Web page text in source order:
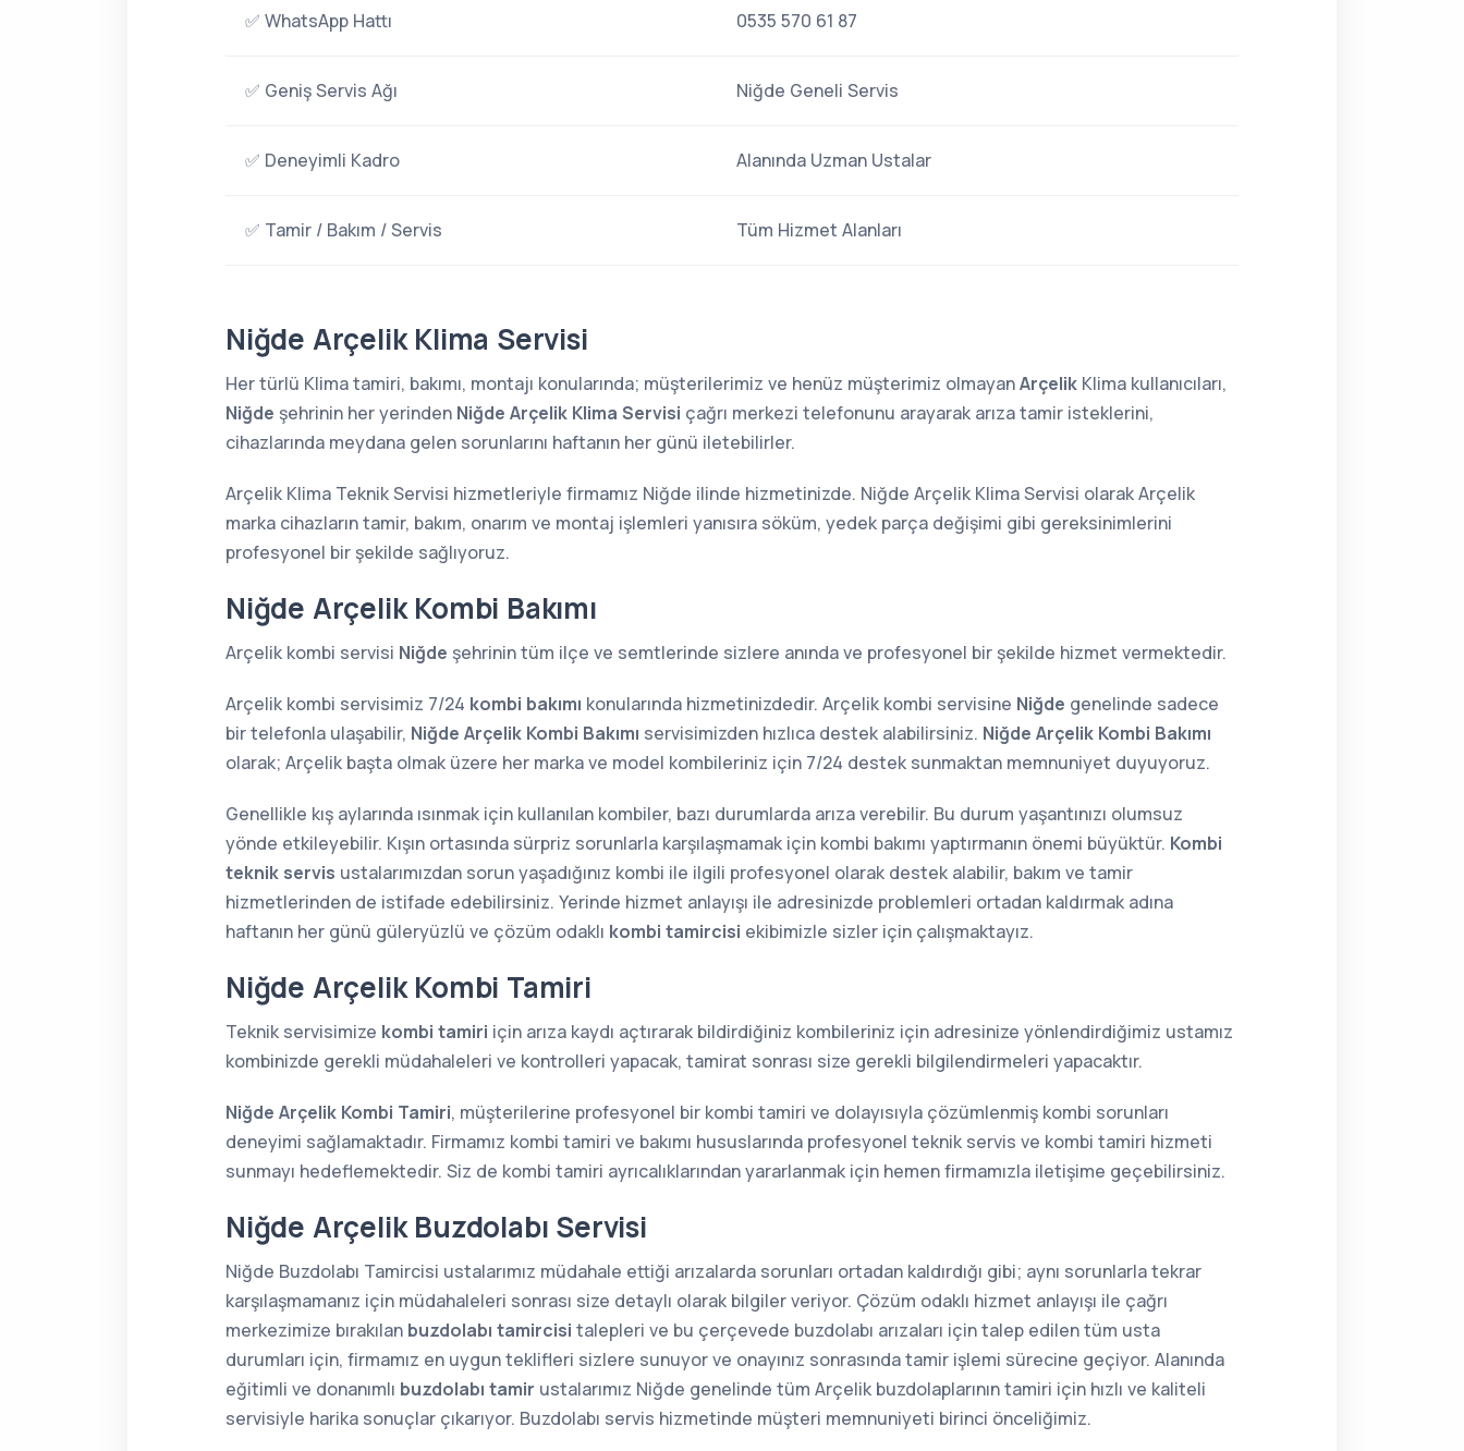
✅ WhatsApp Hattı 0535 570 61 87
✅ Geniş Servis Ağı Niğde Geneli Servis
✅ Deneyimli Kadro Alanında Uzman Ustalar
✅ Tamir / Bakım / Servis Tüm Hizmet Alanları
Niğde Arçelik Klima Servisi
Her türlü Klima tamiri, bakımı, montajı konularında; müşterilerimiz ve henüz müşterimiz olmayanArçelik Klima kullanıcıları,
Niğde şehrinin her yerinden Niğde Arçelik Klima Servisi çağrı merkezi telefonunu arayarak arıza tamir isteklerini,
cihazlarında meydana gelen sorunlarını haftanın her günü iletebilirler.
Arçelik Klima Teknik Servisi hizmetleriyle firmamız Niğde ilinde hizmetinizde. Niğde Arçelik Klima Servisi olarak Arçelik
marka cihazların tamir, bakım, onarım ve montaj işlemleri yanısıra söküm, yedek parça değişimi gibi gereksinimlerini
profesyonel bir şekilde sağlıyoruz.
Niğde Arçelik Kombi Bakımı
Arçelik kombi servisi Niğde şehrinin tüm ilçe ve semtlerinde sizlere anında ve profesyonel bir şekilde hizmet vermektedir.
Arçelik kombi servisimiz 7/24 kombi bakımı konularında hizmetinizdedir. Arçelik kombi servisine Niğde genelinde sadece
bir telefonla ulaşabilir, Niğde Arçelik Kombi Bakımı servisimizden hızlıca destek alabilirsiniz. Niğde Arçelik Kombi Bakımı
olarak; Arçelik başta olmak üzere her marka ve model kombileriniz için 7/24 destek sunmaktan memnuniyet duyuyoruz.
Genellikle kış aylarında ısınmak için kullanılan kombiler, bazı durumlarda arıza verebilir. Bu durum yaşantınızı olumsuz
yönde etkileyebilir. Kışın ortasında sürpriz sorunlarla karşılaşmamak için kombi bakımı yaptırmanın önemi büyüktür. Kombi
teknik servis ustalarımızdan sorun yaşadığınız kombi ile ilgili profesyonel olarak destek alabilir, bakım ve tamir
hizmetlerinden de istifade edebilirsiniz. Yerinde hizmet anlayışı ile adresinizde problemleri ortadan kaldırmak adına
haftanın her günü güleryüzlü ve çözüm odaklı kombi tamircisi ekibimizle sizler için çalışmaktayız.
Niğde Arçelik Kombi Tamiri
Teknik servisimize kombi tamiri için arıza kaydı açtırarak bildirdiğiniz kombileriniz için adresinize yönlendirdiğimiz ustamız
kombinizde gerekli müdahaleleri ve kontrolleri yapacak, tamirat sonrası size gerekli bilgilendirmeleri yapacaktır.
Niğde Arçelik Kombi Tamiri, müşterilerine profesyonel bir kombi tamiri ve dolayısıyla çözümlenmiş kombi sorunları
deneyimi sağlamaktadır. Firmamız kombi tamiri ve bakımı hususlarında profesyonel teknik servis ve kombi tamiri hizmeti
sunmayı hedeflemektedir. Siz de kombi tamiri ayrıcalıklarından yararlanmak için hemen firmamızla iletişime geçebilirsiniz.
Niğde Arçelik Buzdolabı Servisi
Niğde Buzdolabı Tamircisi ustalarımız müdahale ettiği arızalarda sorunları ortadan kaldırdığı gibi; aynı sorunlarla tekrar
karşılaşmamanız için müdahaleleri sonrası size detaylı olarak bilgiler veriyor. Çözüm odaklı hizmet anlayışı ile çağrı
merkezimize bırakılan buzdolabı tamircisi talepleri ve bu çerçevede buzdolabı arızaları için talep edilen tüm usta
durumları için, firmamız en uygun teklifleri sizlere sunuyor ve onayınız sonrasında tamir işlemi sürecine geçiyor. Alanında
eğitimli ve donanımlı buzdolabı tamir ustalarımız Niğde genelinde tüm Arçelik buzdolaplarının tamiri için hızlı ve kaliteli
servisiyle harika sonuçlar çıkarıyor. Buzdolabı servis hizmetinde müşteri memnuniyeti birinci önceliğimiz.